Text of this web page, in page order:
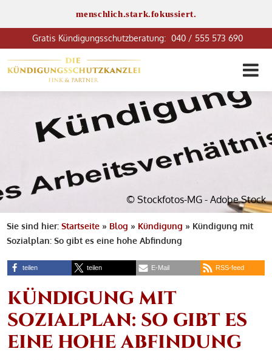
menschlich.stark.fokussiert.
040 / 555 573 690
© Stockfotos-MG - Adobe Stock
Sie sind hier:Startseite » Blog » Kündigung » Kündigung mit
Sozialplan: So gibt es eine hohe Abfindung
teilen teilen E-Mail RSS-feed
KÜNDIGUNG MIT
SOZIALPLAN: SO GIBT ES
EINE HOHE ABFINDUNG